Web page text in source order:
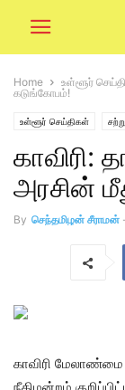
Home உள்ளூர்
கடுங்கோபம்!
உள்ளூர் செய்திகள்
காவிரி:
அரசின்
By செந்தமிழன் சீராமன்
காவிரி மேலாண்மை